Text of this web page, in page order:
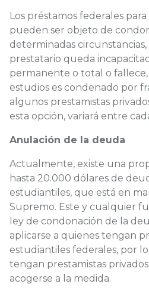
Los préstamos federales
pueden ser objeto de
determinadas circunstancias,
prestatario queda
permanente o total o fallece,
estudios es condenado por
algunos prestamistas
esta opción, variará entre
Anulación de la deuda
Actualmente, existe una
hasta 20.000 dólares de
estudiantiles, que está en
Supremo. Este y cualquier
ley de condonación de la
aplicarse a quienes tengan
estudiantiles federales, por
tengan prestamistas
acogerse a la medida.